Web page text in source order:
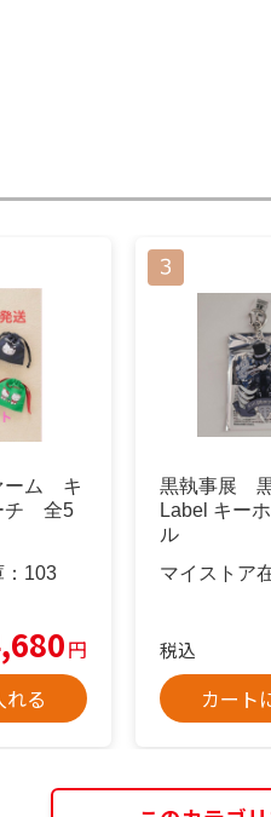
ーム キ
チ 全5
103
円
れる
黒執事展
Label キー
ル
マイストア
税込
カート